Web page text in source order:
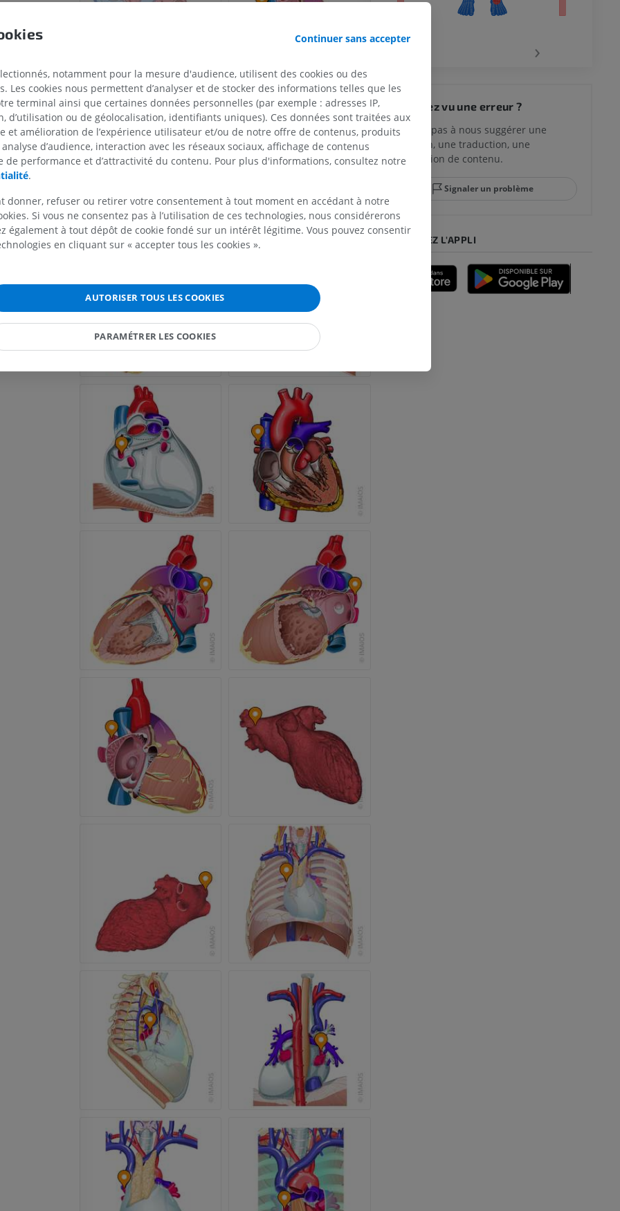
Radiographies du membre
supérieur
Radiographies
PREMIUM
Membre supérieur
Illustrations
Artériographie du membre
supérieur
Angiographie
Visible human project
PREMIUM
Arthroscanner du genou
Arthroscanner
PREMIUM
IRM de la cheville et de
l'arrière-pied
IRM de l’avant-pied
IRM
Angioscanner des membres
TDM
Jambe (artères et os)
GRATUIT
Artériographie des membres
inférieurs
Angiographie
GRATUIT
›
Vous avez vu une erreur ?
N’hésitez pas à nous suggérer une
correction, une traduction, une
amélioration de contenu.
Signaler un problème
TÉLÉCHARGEZ L'APPLI
Continuer sans accepter
notamment pour la mesure d'audience, utilisent des cookies ou des
Les cookies nous permettent d’analyser et de stocker des informations telles que les
terminal ainsi que certaines données personnelles (par exemple : adresses IP,
d’utilisation ou de géolocalisation, identifiants uniques). Ces données sont traitées aux
et amélioration de l’expérience utilisateur et/ou de notre offre de contenus, produits
d’audience, interaction avec les réseaux sociaux, affichage de contenus
de performance et d’attractivité du contenu. Pour plus d'informations, consultez notre
.
donner, refuser ou retirer votre consentement à tout moment en accédant à notre
Si vous ne consentez pas à l’utilisation de ces technologies, nous considérerons
également à tout dépôt de cookie fondé sur un intérêt légitime. Vous pouvez consentir
en cliquant sur « accepter tous les cookies ».
AUTORISER TOUS LES COOKIES
PARAMÉTRER LES COOKIES